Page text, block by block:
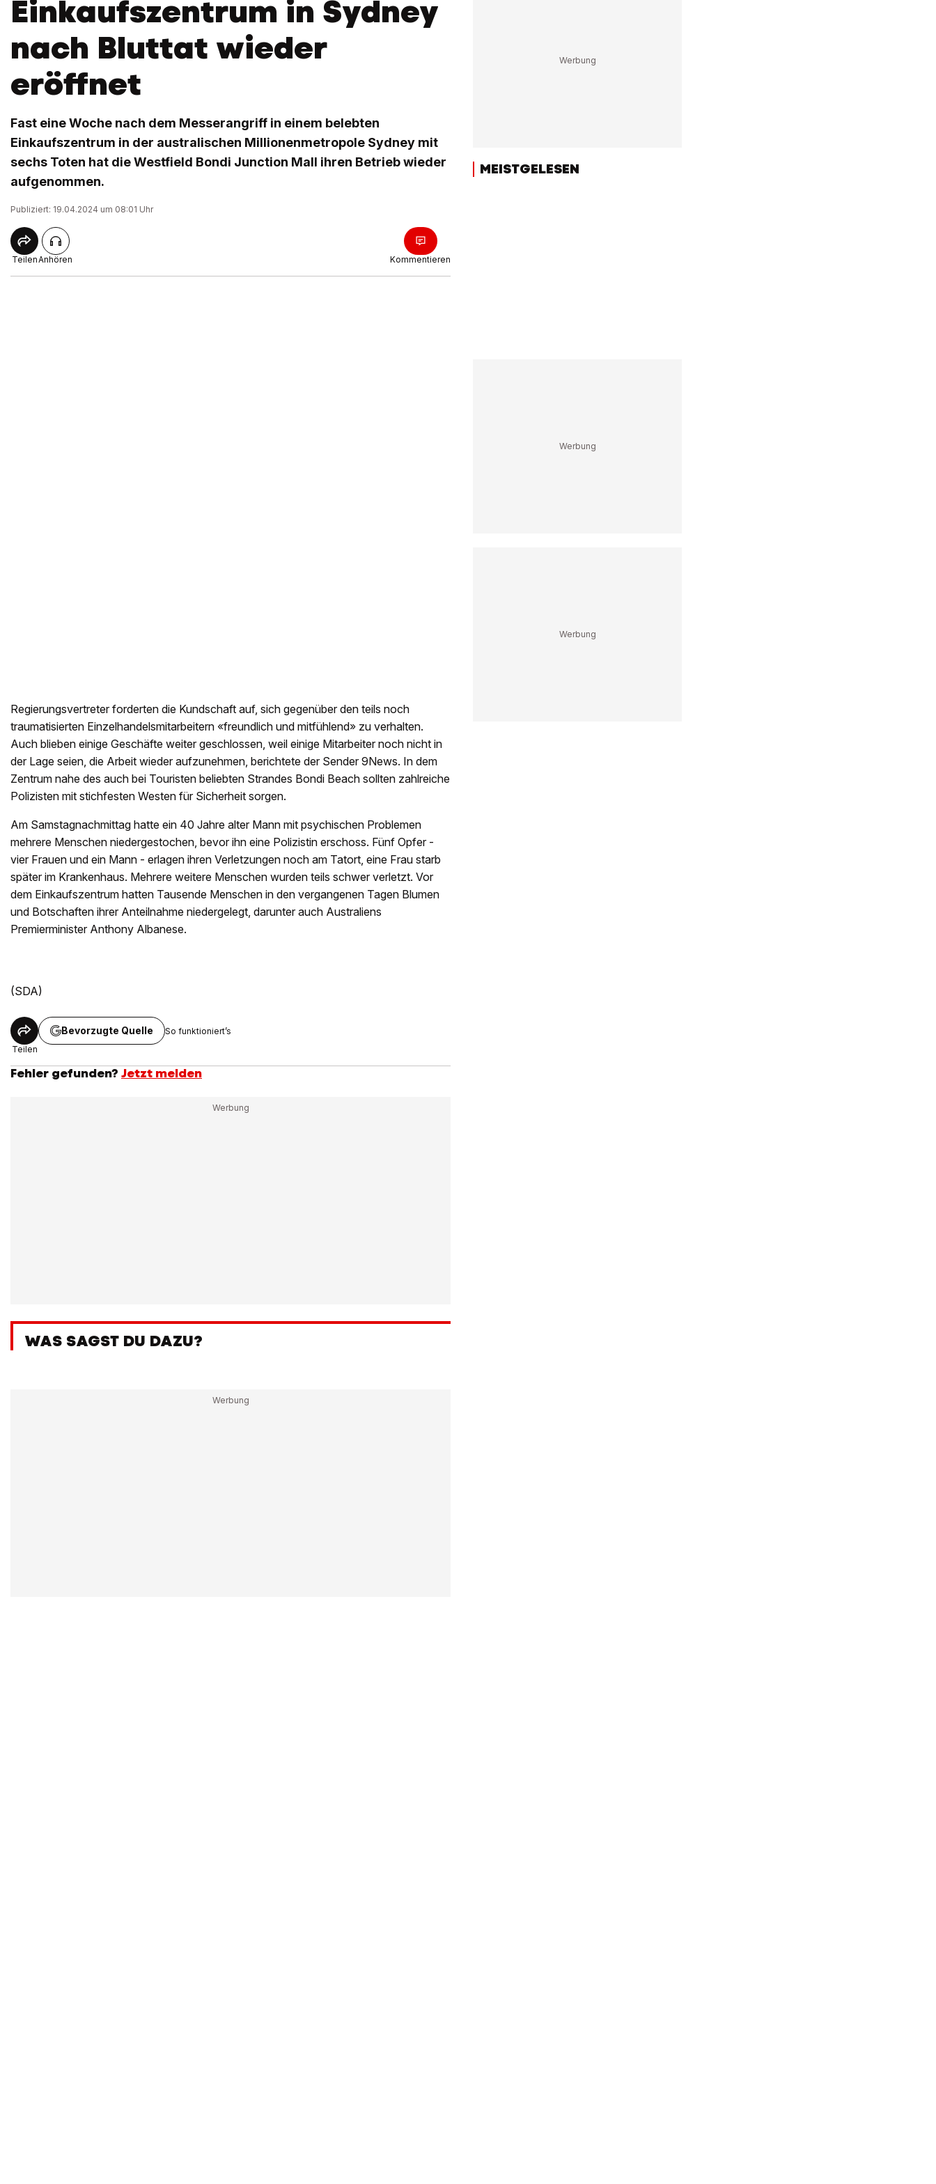
Einkaufszentrum in Sydney
nach Bluttat wieder
eröffnet
Fast eine Woche nach dem Messerangriff in einem belebten
Einkaufszentrum in der australischen Millionenmetropole Sydney mit
sechs Toten hat die Westfield Bondi Junction Mall ihren Betrieb wieder
aufgenommen.
Publiziert: 19.04.2024 um 08:01 Uhr
TeilenAnhören Kommentieren
Regierungsvertreter forderten die Kundschaft auf, sich gegenüber den teils noch
traumatisierten Einzelhandelsmitarbeitern «freundlich und mitfühlend» zu verhalten.
Auch blieben einige Geschäfte weiter geschlossen, weil einige Mitarbeiter noch nicht in
der Lage seien, die Arbeit wieder aufzunehmen, berichtete der Sender 9News. In dem
Zentrum nahe des auch bei Touristen beliebten Strandes Bondi Beach sollten zahlreiche
Polizisten mit stichfesten Westen für Sicherheit sorgen.
Am Samstagnachmittag hatte ein 40 Jahre alter Mann mit psychischen Problemen
mehrere Menschen niedergestochen, bevor ihn eine Polizistin erschoss. Fünf Opfer -
vier Frauen und ein Mann - erlagen ihren Verletzungen noch am Tatort, eine Frau starb
später im Krankenhaus. Mehrere weitere Menschen wurden teils schwer verletzt. Vor
dem Einkaufszentrum hatten Tausende Menschen in den vergangenen Tagen Blumen
und Botschaften ihrer Anteilnahme niedergelegt, darunter auch Australiens
Premierminister Anthony Albanese.
(SDA)
Teilen
Bevorzugte Quelle So funktioniert’s
Fehler gefunden? Jetzt melden
WAS SAGST DU DAZU?
MEISTGELESEN